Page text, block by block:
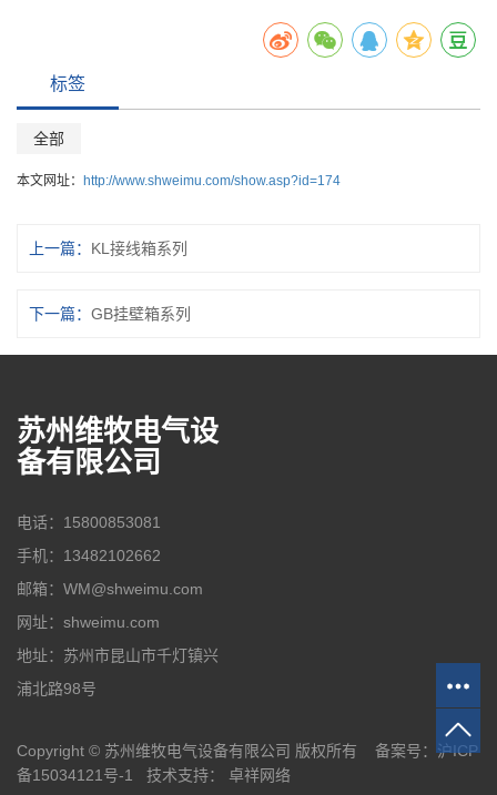
标签
全部
本文网址： http://www.shweimu.com/show.asp?id=174
上一篇： KL接线箱系列
下一篇： GB挂壁箱系列
苏州维牧电气设
备有限公司
电话：15800853081
手机：13482102662
邮箱：WM@shweimu.com
网址：shweimu.com
地址：苏州市昆山市千灯镇兴
浦北路98号
Copyright © 苏州维牧电气设备有限公司 版权所有 备案号：沪ICP
备15034121号-1
技术支持： 卓祥网络